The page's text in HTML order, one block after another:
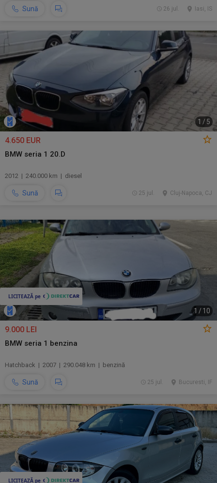
Sună Iasi, IS
26 jul.
1 / 5
4.650 EUR
BMW seria 1 20.D
2012 | 240.000 km | diesel
Sună Cluj-Napoca, CJ
25 jul.
1 / 10
9.000 LEI
BMW seria 1 benzina
Hatchback | 2007 | 290.048 km | benzină
Sună Bucuresti, IF
25 jul.